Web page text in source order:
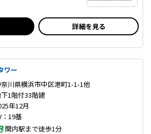
詳細を見る
ワー
川県横浜市中区港町1-1-1他
1階付33階建
年12月
：19基
関内駅まで徒歩1分